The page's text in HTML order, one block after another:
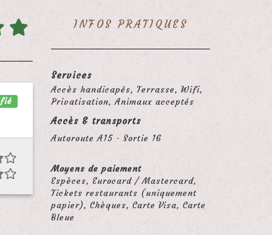
INFOS PRATIQUES
Services
Accès handicapés, Terrasse, Wifi,
Privatisation, Animaux acceptés
Accès & transports
Autoroute A15 - Sortie 16
Moyens de paiement
Espèces, Eurocard / Mastercard,
Tickets restaurants (uniquement
papier), Chèques, Carte Visa, Carte
Bleue